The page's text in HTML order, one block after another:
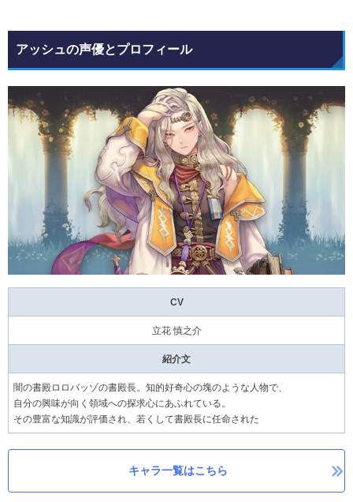
アッシュの声優とプロフィール
CV
立花 慎之介
紹介文
闇の書殿ロロバッゾの書殿長。知的好奇心の塊のような人物で、
自分の興味が向く領域への探求心にあふれている。
その豊富な知識が評価され、若くして書殿長に任命された
キャラ一覧はこちら